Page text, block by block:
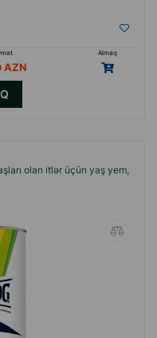
Almaq
olan itlər üçün yaş yem,